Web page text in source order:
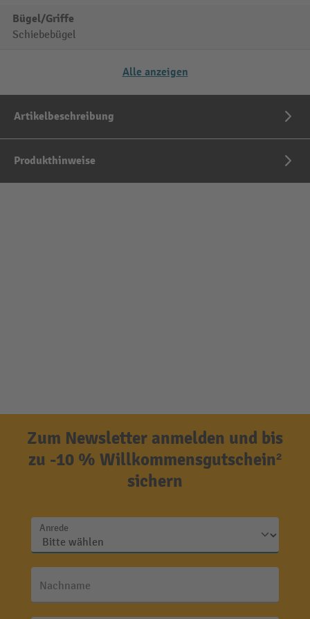
Bügel/Griffe
Schiebebügel
Alle anzeigen
Artikelbeschreibung
Produkthinweise
Zum Newsletter anmelden und bis
zu -10 % Willkommensgutschein²
sichern
Anrede
Nachname